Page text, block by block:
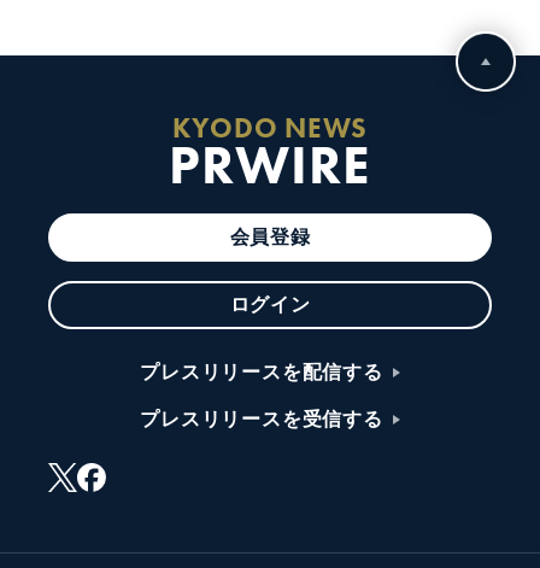
KYODO NEWS
PRWIRE
会員登録
ログイン
プレスリリースを配信する
プレスリリースを受信する